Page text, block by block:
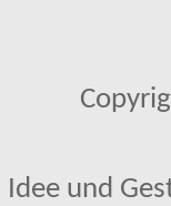
Idee und